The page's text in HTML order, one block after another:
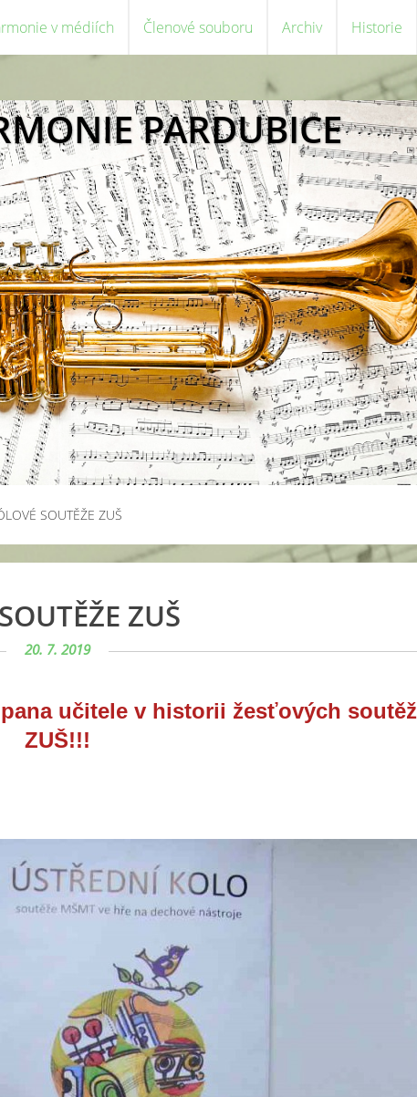
v médiích Členové souboru Archiv Historie
PARDUBICE
SOUTĚŽE ZUŠ
ZUŠ
20. 7. 2019
učitele v historii žesťových
ZUŠ!!!